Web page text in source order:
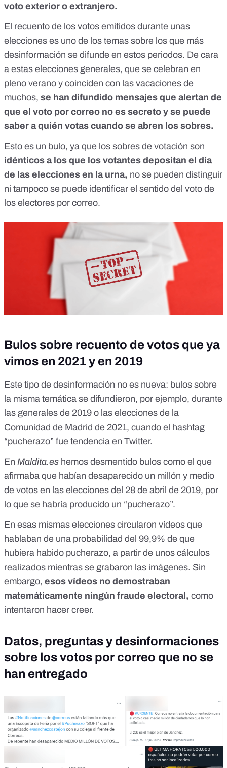
voto exterior o extranjero.
El recuento de los votos emitidos durante unas
elecciones es uno de los temas sobre los que más
desinformación se difunde en estos periodos. De cara
a estas elecciones generales, que se celebran en
pleno verano y coinciden con las vacaciones de
muchos, se han difundido mensajes que alertan de
que el voto por correo no es secreto y se puede
saber a quién votas cuando se abren los sobres.
Esto es un bulo, ya que los sobres de votación son
idénticos a los que los votantes depositan el día
de las elecciones en la urna, no se pueden distinguir
ni tampoco se puede identificar el sentido del voto de
los electores por correo.
Bulos sobre recuento de votos que ya
vimos en 2021 y en 2019
Este tipo de desinformación no es nueva: bulos sobre
la misma temática se difundieron, por ejemplo, durante
las generales de 2019 o las elecciones de la
Comunidad de Madrid de 2021, cuando el hashtag
“pucherazo” fue tendencia en Twitter.
En Maldita.es hemos desmentido bulos como el que
afirmaba que habían desaparecido un millón y medio
de votos en las elecciones del 28 de abril de 2019, por
lo que se habría producido un “pucherazo”.
En esas mismas elecciones circularon vídeos que
hablaban de una probabilidad del 99,9% de que
hubiera habido pucherazo, a partir de unos cálculos
realizados mientras se grabaron las imágenes. Sin
embargo, esos vídeos no demostraban
matemáticamente ningún fraude electoral, como
intentaron hacer creer.
Datos, preguntas y desinformaciones
sobre los votos por correo que no se
han entregado